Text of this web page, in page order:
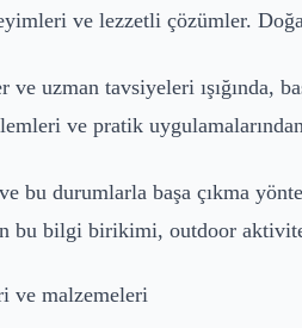
ve lezzetli çözümler.
uzman tavsiyeleri ışığında,
ve pratik
bu durumlarla başa çıkma
bu bilgi birikimi, outdoor
ve malzemeleri